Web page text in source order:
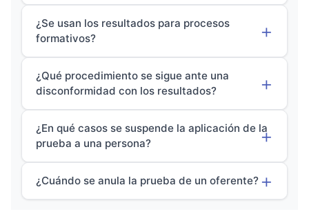
¿Se usan los resultados para procesos
formativos?
¿Qué procedimiento se sigue ante una
disconformidad con los resultados?
¿En qué casos se suspende la aplicación de la
prueba a una persona?
¿Cuándo se anula la prueba de un oferente?